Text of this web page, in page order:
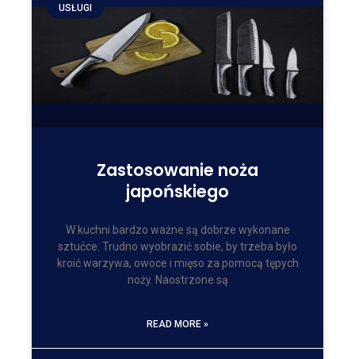
USŁUGI
Zastosowanie noża
japońskiego
W kuchni bardzo ważne są dobrze wykonane
sztućce. Trudno wyobrazić sobie, by trzeba było
kroić warzywa, owoce i mięso za pomocą tępych
noży. Naostrzone są
READ MORE »